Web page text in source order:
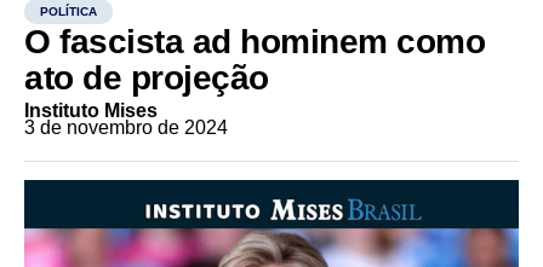
POLÍTICA
O fascista ad hominem como
ato de projeção
Instituto Mises
3 de novembro de 2024